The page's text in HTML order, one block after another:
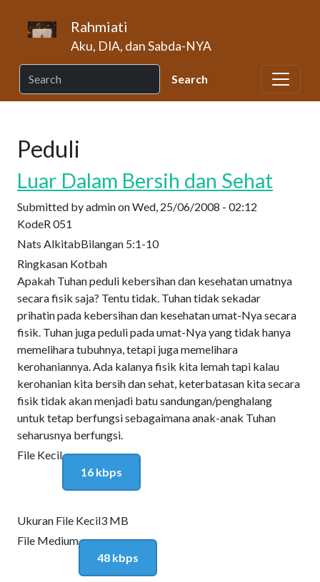
Rahmiati
Aku, DIA, dan Sabda-NYA
Peduli
Luar Dalam Bersih dan Sehat
Submitted byadminonWed, 25/06/2008 - 02:12
KodeR 051
Nats AlkitabBilangan 5:1-10
Ringkasan Kotbah
Apakah Tuhan peduli kebersihan dan kesehatan umatnya
secara fisik saja? Tentu tidak. Tuhan tidak sekadar
prihatin pada kebersihan dan kesehatan umat-Nya secara
fisik. Tuhan juga peduli pada umat-Nya yang tidak hanya
memelihara tubuhnya, tetapi juga memelihara
kerohaniannya. Ada kalanya fisik kita lemah tapi kalau
kerohanian kita bersih dan sehat, keterbatasan kita secara
fisik tidak akan menjadi batu sandungan/penghalang
untuk tetap berfungsi sebagaimana anak-anak Tuhan
seharusnya berfungsi.
File Kecil
16 kbps
Ukuran File Kecil3 MB
File Medium
48 kbps